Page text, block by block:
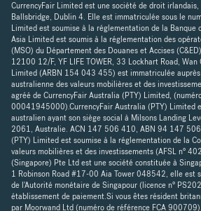
CurrencyFair Limited est une société de droit
Ballsbridge, Dublin 4. Elle est immatriculée sous le
Limited est soumise à la réglementation de la Banque
Asia Limited est soumis à la réglementation des
(MSO) du Département des Douanes et Accises
12100 12/F, YF LIFE TOWER, 33 Lockhart Road, Wan
Limited (ARBN 154 043 455) est immatriculée
australienne des valeurs mobilières et des
agréé de CurrencyFair Australia (PTY) Limited,
00041945000).CurrencyFair Australia (PTY) Limited
australien ayant son siège social à Milsons Landing
2061, Australie. ACN 147 506 410, ABN 94 147
(PTY) Limited est soumise à la réglementation de la
valeurs mobilières et des investissements (AFSL n°
(Singapore) Pte Ltd est une société constituée à
1 Robinson Road #17-00 Aia Tower 048542, elle est
de l'Autorité monétaire de Singapour (licence n°
établissement de paiement.Si vous êtes résident
par Moorwand Ltd (numéro de référence FCA